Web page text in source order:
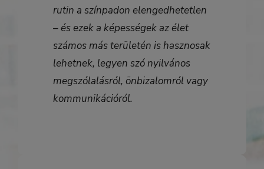
rutin a színpadon elengedhetetlen
– és ezek a képességek az élet
számos más területén is hasznosak
lehetnek, legyen szó nyilvános
megszólalásról, önbizalomról vagy
kommunikációról.